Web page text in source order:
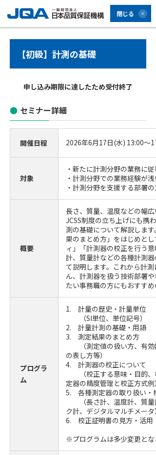
閉じる
【初級】計測の基礎
申し込み期限に達したため受付終了
セミナー詳細
開催日程 2026年6月17日(水) 13:00～
対象
・新たに計測分野の業務に従
・計測分野での業務経験が浅
・計測分野を支援する部署の方
概要
長さ、質量、温度などの幅
JCSS制度の立ち上げにも携
測の基礎について解説しま
果のまとめ方」をはじめと
ィ」「計測器の校正を行う
計、質量計などの各種計測
て説明します。これから計
ん、計測器を扱う技術部署
たい事務職の方にもおすすめ
プログラ
ム
1. 計量の歴史・計量単位
（SI単位、単位記号）
2. 計量計測の基礎・用語
3. 測定結果のまとめ方
（測定値の扱い方、有効
の表し方等）
4. 計測器の校正について
（校正する意味・目的、
定器の精度管理と校正方式例）
5. 各種測定器の取り扱い・
（長さ計、温度計、質量
ク計、デジタルマルチメータ）
6. 校正証明書の見方・活用
※プログラムは多少変更と